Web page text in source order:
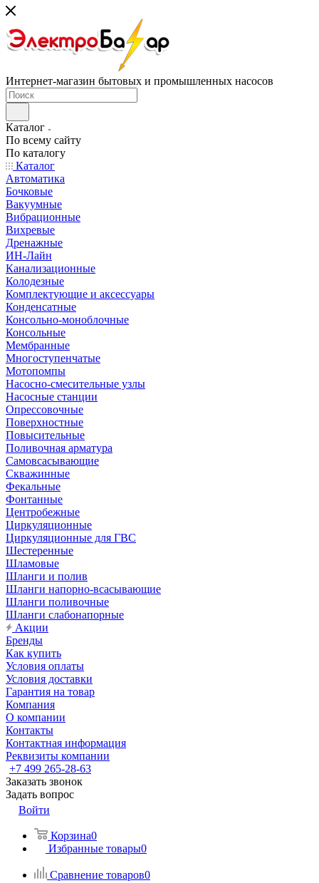
Интернет-магазин бытовых и промышленных насосов
Каталог
По всему сайту
По каталогу
Каталог
Автоматика
Бочковые
Вакуумные
Вибрационные
Вихревые
Дренажные
ИН-Лайн
Канализационные
Колодезные
Комплектующие и аксессуары
Конденсатные
Консольно-моноблочные
Консольные
Мембранные
Многоступенчатые
Мотопомпы
Насосно-смесительные узлы
Насосные станции
Опрессовочные
Поверхностные
Повысительные
Поливочная арматура
Самовсасывающие
Скважинные
Фекальные
Фонтанные
Центробежные
Циркуляционные
Циркуляционные для ГВС
Шестеренные
Шламовые
Шланги и полив
Шланги напорно-всасывающие
Шланги поливочные
Шланги слабонапорные
Акции
Бренды
Как купить
Условия оплаты
Условия доставки
Гарантия на товар
Компания
О компании
Контакты
Контактная информация
Реквизиты компании
+7 499 265-28-63
Заказать звонок
Задать вопрос
Войти
Корзина0
Избранные товары0
Сравнение товаров0